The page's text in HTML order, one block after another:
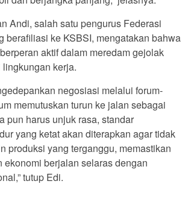
Andi, salah satu pengurus Federasi
berafiliasi ke KSBSI, mengatakan bahwa
aktif dalam meredam gejolak
kerja.
negosiasi melalui forum-
memutuskan turun ke jalan sebagai
pun harus unjuk rasa, standar
yang ketat akan diterapkan agar tidak
produksi yang terganggu, memastikan
ekonomi berjalan selaras dengan
tutup Edi.